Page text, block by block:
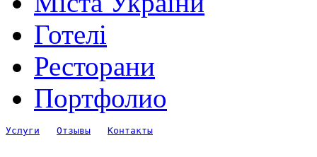
Готелі
Ресторани
Портфолио
Услуги Отзывы Контакты